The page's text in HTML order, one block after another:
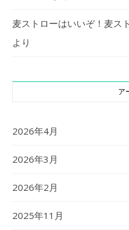
麦ストローはいいぞ！麦ス
より
ア
2026年4月
2026年3月
2026年2月
2025年11月